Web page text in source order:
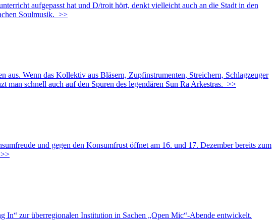
aufgepasst hat und D/troit hört, denkt vielleicht auch an die Stadt in den
Soulmusik. >>
Wenn das Kollektiv aus Bläsern, Zupfinstrumenten, Streichern, Schlagzeuger
schnell auch auf den Spuren des legendären Sun Ra Arkestras. >>
und gegen den Konsumfrust öffnet am 16. und 17. Dezember bereits zum
>>
zur überregionalen Institution in Sachen „Open Mic“-Abende entwickelt.